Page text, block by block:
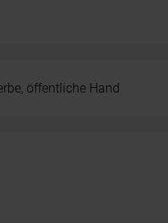
öffentliche Hand